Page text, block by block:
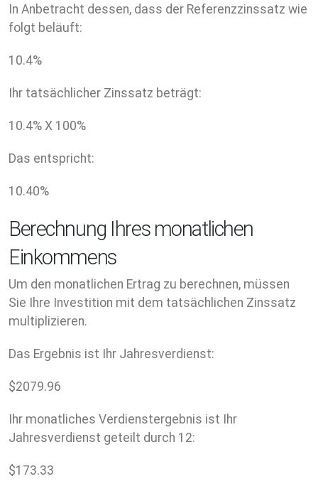
In Anbetracht dessen, dass der Referenzzinssatz wie
folgt beläuft:
10.4%
Ihr tatsächlicher Zinssatz beträgt:
10.4% X 100%
Das entspricht:
10.40%
Berechnung Ihres monatlichen
Einkommens
Um den monatlichen Ertrag zu berechnen, müssen
Sie Ihre Investition mit dem tatsächlichen Zinssatz
multiplizieren.
Das Ergebnis ist Ihr Jahresverdienst:
$2079.96
Ihr monatliches Verdienstergebnis ist Ihr
Jahresverdienst geteilt durch 12:
$173.33